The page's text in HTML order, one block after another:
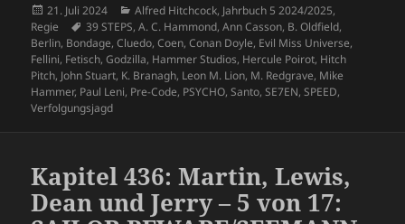
Veröffentlicht
am
21. Juli 2024 Kategorien
Alfred Hitchcock, Jahrbuch 5 2024/2025,
Regie
Schlagwörter
39 STEPS,A. C. Hammond,Ann Casson, B. Oldfield,
Berlin, Bondage,Cluedo,Coen,Conan Doyle, Evil Miss Universe,
Fellini, Fetisch,Godzilla, Hammer Studios, Hercule Poirot, Hitch
Pitch, John Stuart, K. Branagh, Leon M. Lion, M. Redgrave, Mike
Hammer, Paul Leni, Pre-Code, PSYCHO,Santo,SE7EN,SPEED,
Verfolgungsjagd
Kapitel 436: Martin, Lewis,
Dean und Jerry – 5 von 17: